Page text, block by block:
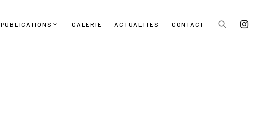
PUBLICATIONS GALERIE ACTUALITÉS CONTACT